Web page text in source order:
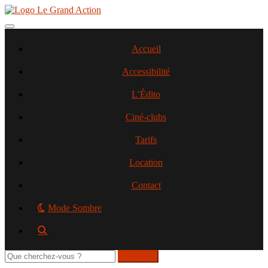
Aller
contenu
Toggle navigation
Accueil
Accessibilité
L’Édito
Ciné-clubs
Tarifs
Location
Contact
Mode Sombre
Rechercher
sur